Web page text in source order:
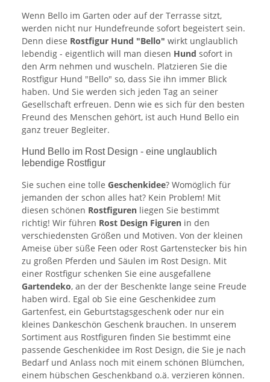
Wenn Bello im Garten oder auf der Terrasse sitzt,
werden nicht nur Hundefreunde sofort begeistert sein.
Denn diese Rostfigur Hund "Bello" wirkt unglaublich
lebendig - eigentlich will man diesen Hund sofort in
den Arm nehmen und wuscheln. Platzieren Sie die
Rostfigur Hund "Bello" so, dass Sie ihn immer Blick
haben. Und Sie werden sich jeden Tag an seiner
Gesellschaft erfreuen. Denn wie es sich für den besten
Freund des Menschen gehört, ist auch Hund Bello ein
ganz treuer Begleiter.
Hund Bello im Rost Design - eine unglaublich
lebendige Rostfigur
Sie suchen eine tolle Geschenkidee? Womöglich für
jemanden der schon alles hat? Kein Problem! Mit
diesen schönen Rostfiguren liegen Sie bestimmt
richtig! Wir führen Rost Design Figuren in den
verschiedensten Größen und Motiven. Von der kleinen
Ameise über süße Feen oder Rost Gartenstecker bis hin
zu großen Pferden und Säulen im Rost Design. Mit
einer Rostfigur schenken Sie eine ausgefallene
Gartendeko, an der der Beschenkte lange seine Freude
haben wird. Egal ob Sie eine Geschenkidee zum
Gartenfest, ein Geburtstagsgeschenk oder nur ein
kleines Dankeschön Geschenk brauchen. In unserem
Sortiment aus Rostfiguren finden Sie bestimmt eine
passende Geschenkidee im Rost Design, die Sie je nach
Bedarf und Anlass noch mit einem schönen Blümchen,
einem hübschen Geschenkband o.ä. verzieren können.